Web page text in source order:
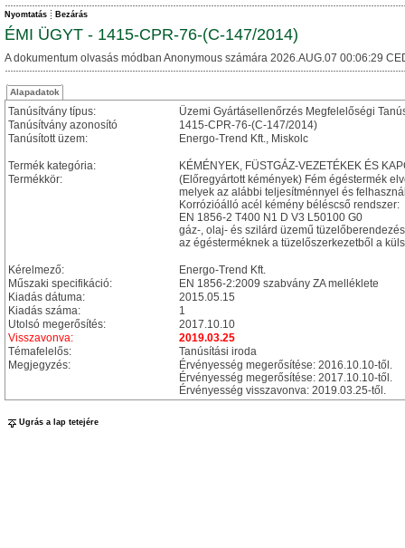
Nyomtatás Bezárás
ÉMI ÜGYT - 1415-CPR-76-(C-147/2014)
A dokumentum olvasás módban Anonymous számára 2026.AUG.07 00:06:29
Alapadatok
Tanúsítvány típus:
Üzemi Gyártásellenőrzés Megfelelőségi
Tanúsítvány azonosító
1415-CPR-76-(C-147/2014)
Tanúsított üzem:
Energo-Trend Kft., Miskolc
Termék kategória:
KÉMÉNYEK, FÜSTGÁZ-VEZETÉKEK ÉS
Termékkör:
(Előregyártott kémények) Fém égéstermék
melyek az alábbi teljesítménnyel és
Korrózióálló acél kémény béléscső rendszer:
EN 1856-2 T400 N1 D V3 L50100 G0
gáz-, olaj- és szilárd üzemű
az égésterméknek a tüzelőszerkezetből a
Kérelmező:
Energo-Trend Kft.
Műszaki specifikáció:
EN 1856-2:2009 szabvány ZA melléklete
Kiadás dátuma:
2015.05.15
Kiadás száma:
1
Utolsó megerősítés:
2017.10.10
Visszavonva:
2019.03.25
Témafelelős:
Tanúsítási iroda
Megjegyzés:
Érvényesség megerősítése: 2016.10.10-től.
Érvényesség megerősítése: 2017.10.10-től.
Érvényesség visszavonva: 2019.03.25-től.
Ugrás a lap tetejére